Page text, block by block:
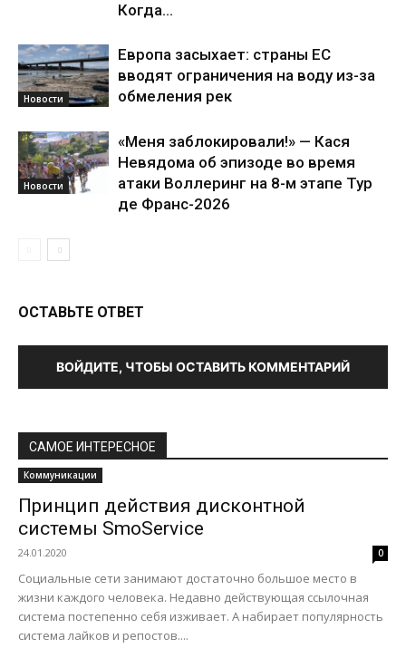
Когда...
Новости
Европа засыхает: страны ЕС
вводят ограничения на воду из-за
обмеления рек
Новости
«Меня заблокировали!» — Кася
Невядома об эпизоде во время
атаки Воллеринг на 8-м этапе Тур
де Франс-2026
ОСТАВЬТЕ ОТВЕТ
ВОЙДИТЕ, ЧТОБЫ ОСТАВИТЬ КОММЕНТАРИЙ
САМОЕ ИНТЕРЕСНОЕ
Коммуникации
Принцип действия дисконтной
системы SmoService
24.01.2020 0
Социальные сети занимают достаточно большое место в
жизни каждого человека. Недавно действующая ссылочная
система постепенно себя изживает. А набирает популярность
система лайков и репостов....